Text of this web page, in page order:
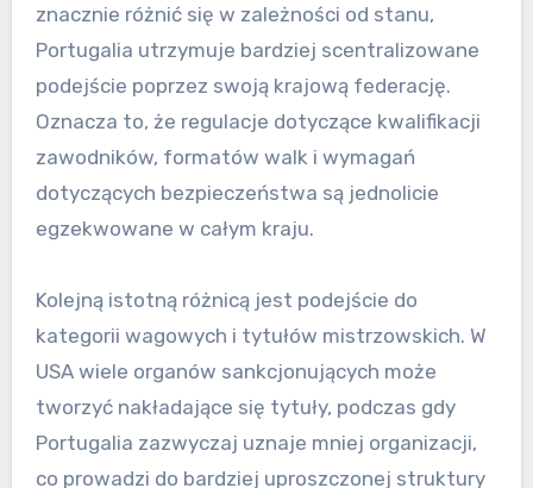
państw członkowskich.
Różnice w stosunku do
regulacji bokserskich w USA
W przeciwieństwie do USA, gdzie regulacje mogą
znacznie różnić się w zależności od stanu,
podejście poprzez swoją krajową federację.
Oznacza to, że regulacje dotyczące kwalifikacji
zawodników, formatów walk i wymagań
dotyczących bezpieczeństwa są jednolicie
egzekwowane w całym kraju.